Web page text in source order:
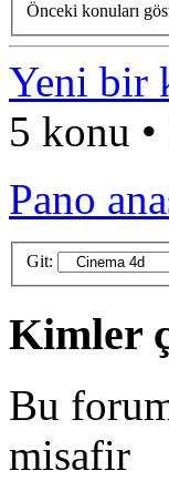
Önceki konuları
Yeni bir
5 konu •
Pano
Git:
Kimler
Bu
misafir